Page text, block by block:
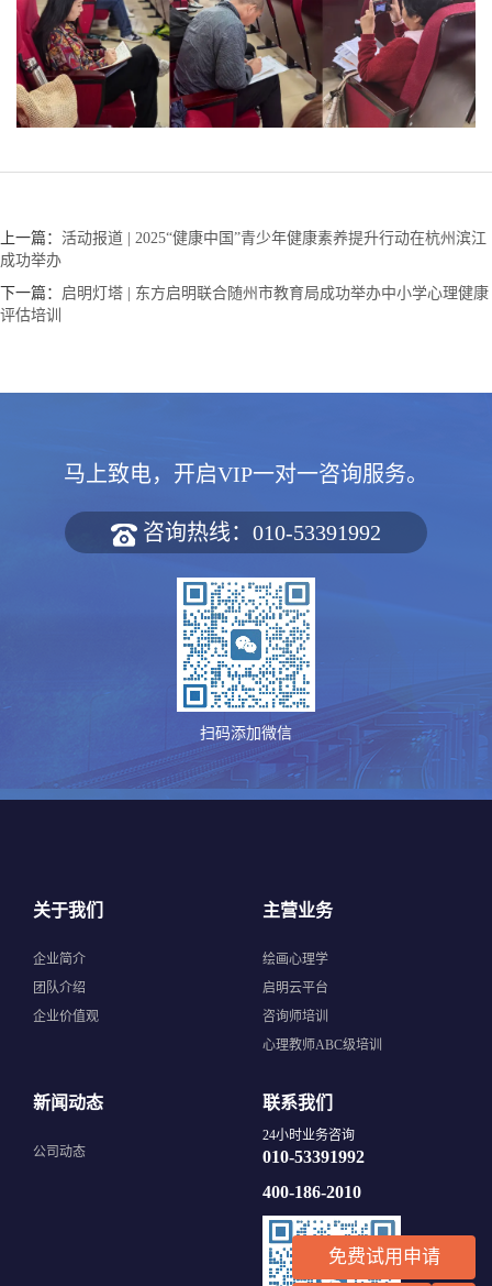
上一篇： 活动报道 | 2025“健康中国”青少年健康素养提升行动在杭州滨江
成功举办
下一篇： 启明灯塔 | 东方启明联合随州市教育局成功举办中小学心理健康
评估培训
马上致电，开启VIP一对一咨询服务。
咨询热线：010-53391992
扫码添加微信
关于我们
企业简介
团队介绍
企业价值观
主营业务
绘画心理学
启明云平台
咨询师培训
心理教师ABC级培训
新闻动态
公司动态
联系我们
24小时业务咨询
010-53391992
400-186-2010
免费试用申请